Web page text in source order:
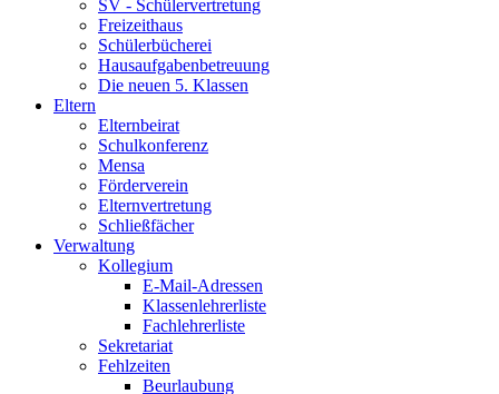
SV - Schülervertretung
Freizeithaus
Schülerbücherei
Hausaufgabenbetreuung
Die neuen 5. Klassen
Eltern
Elternbeirat
Schulkonferenz
Mensa
Förderverein
Elternvertretung
Schließfächer
Verwaltung
Kollegium
E-Mail-Adressen
Klassenlehrerliste
Fachlehrerliste
Sekretariat
Fehlzeiten
Beurlaubung